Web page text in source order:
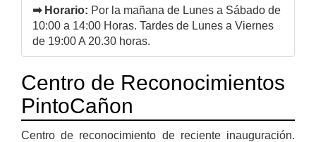
➡ Horario: Por la mañana de Lunes a Sábado de
10:00 a 14:00 Horas. Tardes de Lunes a Viernes
de 19:00 A 20.30 horas.
Centro de Reconocimientos
PintoCañon
Centro de reconocimiento de reciente inauguración.